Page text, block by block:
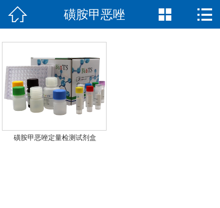
网站首页
 磺胺甲恶唑  
磺胺甲恶唑定量检测试剂盒